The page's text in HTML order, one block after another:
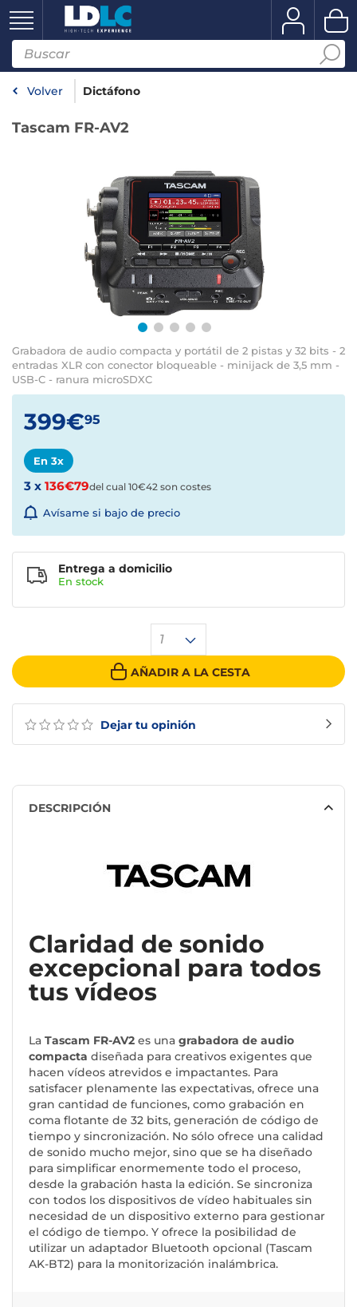
Volver Dictáfono
Tascam FR-AV2
Grabadora de audio compacta y portátil de 2 pistas y 32 bits - 2
entradas XLR con conector bloqueable - minijack de 3,5 mm -
USB-C - ranura microSDXC
Dejar tu opinión
399€95
En 3x
3 x 136€79del cual 10€42 son costes
Avísame si bajo de precio
1
AÑADIR A LA CESTA
Entrega a domicilio
En stock
DESCRIPCIÓN
Claridad de sonido
excepcional para todos
tus vídeos
La Tascam FR-AV2 es una grabadora de audio
compacta diseñada para creativos exigentes que
hacen vídeos atrevidos e impactantes. Para
satisfacer plenamente las expectativas, ofrece una
gran cantidad de funciones, como grabación en
coma flotante de 32 bits, generación de código de
tiempo y sincronización. No sólo ofrece una calidad
de sonido mucho mejor, sino que se ha diseñado
para simplificar enormemente todo el proceso,
desde la grabación hasta la edición. Se sincroniza
con todos los dispositivos de vídeo habituales sin
necesidad de un dispositivo externo para gestionar
el código de tiempo. Y ofrece la posibilidad de
utilizar un adaptador Bluetooth opcional (Tascam
AK-BT2) para la monitorización inalámbrica.